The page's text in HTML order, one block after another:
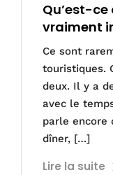
Qu’est-
vraiment
Ce sont
touristiques.
deux. Il y a
avec le
parle encore
dîner, […]
Lire la suite